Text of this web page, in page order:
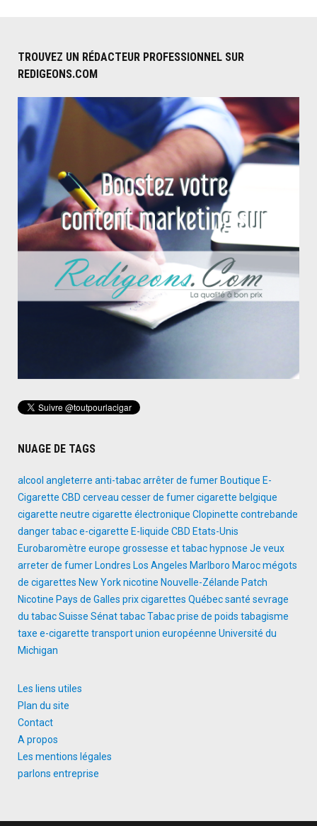
TROUVEZ UN RÉDACTEUR PROFESSIONNEL SUR
REDIGEONS.COM
NUAGE DE TAGS
alcool angleterre anti-tabacarrêter de fumer Boutique E-
Cigarette CBD cerveau cesser de fumercigarette belgique
cigarette neutre cigarette électronique Clopinette contrebande
danger tabace-cigarette E-liquide CBD Etats-Unis
Eurobaromètre europe grossesse et tabac hypnose Je veux
arreter de fumer Londres Los Angeles Marlboro Marocmégots
de cigarettes New Yorknicotine Nouvelle-Zélande Patch
Nicotine Pays de Galles prix cigarettes Québecsanté sevrage
du tabacSuisse SénattabacTabac prise de poids tabagisme
taxe e-cigarette transportunion européenne Université du
Michigan
Les liens utiles
Plan du site
Contact
A propos
Les mentions légales
parlons entreprise